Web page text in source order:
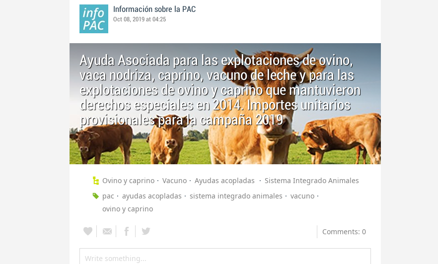
Información sobre la PAC
Oct 08, 2019 at 04:25
Ayuda Asociada para las explotaciones de ovino,
vaca nodriza, caprino, vacuno de leche y para las
explotaciones de ovino y caprino que mantuvieron
derechos especiales en 2014. Importes unitarios
provisionales para la campaña 2019
Ovino y caprino Vacuno Ayudas acopladas
Sistema Integrado Animales
pac
ayudas acopladas sistema integrado animales
vacuno
ovino y caprino
Comments: 0